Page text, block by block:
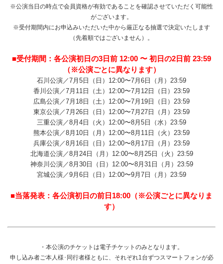
※公演当日の時点で会員資格が有効であることを確認させていただく可能性
がございます。
※受付期間内にお申込みいただいた中から厳正なる抽選で決定いたします
（先着順ではございません）。
■受付期間：各公演初日の3日前 12:00 〜 初日の2日前 23:59
（※公演ごとに異なります）
石川公演／7月5日（日）12:00〜7月6日（月）23:59
香川公演／7月11日（土）12:00〜7月12日（日）23:59
広島公演／7月18日（土）12:00〜7月19日（日）23:59
東京公演／7月26日（日）12:00〜7月27日（月）23:59
三重公演／8月4日（火）12:00〜8月5日（水）23:59
熊本公演／8月10日（月）12:00〜8月11日（火）23:59
兵庫公演／8月16日（日）12:00〜8月17日（月）23:59
北海道公演／8月24日（月）12:00〜8月25日（火）23:59
神奈川公演／8月30日（日）12:00〜8月31日（月）23:59
宮城公演／9月6日（日）12:00〜9月7日（月）23:59
■当落発表：各公演初日の前日18:00（※公演ごとに異なりま
す）
・本公演のチケットは電子チケットのみとなります。
申し込み者ご本人様･同行者様ともに、それぞれ1台ずつスマートフォンが必